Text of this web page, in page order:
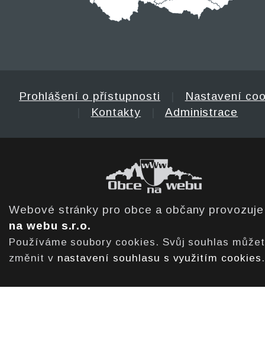
Prohlášení o přístupnosti
Nastavení
Kontakty Administrace
Webové stránky pro obce a občany
na webu s.r.o.
Používáme soubory cookies. Svůj souhlas
změnit v nastavení souhlasu s využitím cookies .